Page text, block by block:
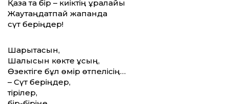
Қазақ та бір – киіктің құралайы
Жаутаңдатпай жапанда
сүт беріңдер!
Шарықтасын,
Шалқысын көкте құсың,
Өзектіге бұл өмір өтпелісің…
– Сүт беріңдер,
тірілер,